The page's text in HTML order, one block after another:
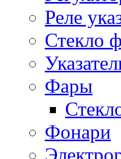
Реле
Стекло
Фары
Фонари